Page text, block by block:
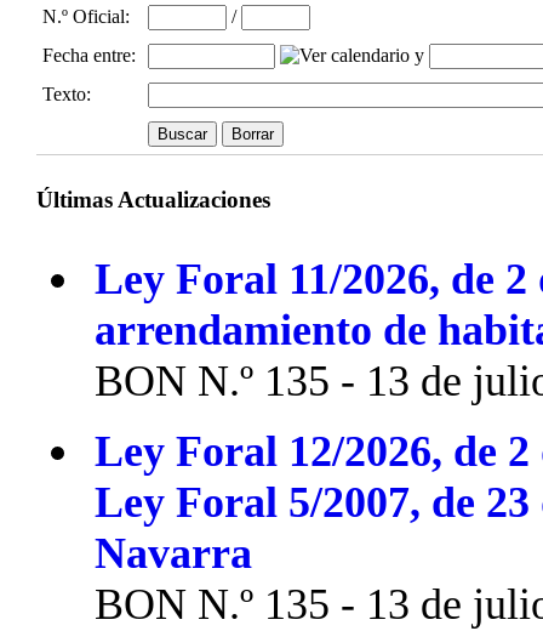
N.º Oficial:
/
Fecha entre:
y
Texto:
Últimas Actualizaciones
Ley Foral 11/2026, de
arrendamiento de
BON N.º 135 - 13 de
Ley Foral 12/2026, de
Ley Foral 5/2007, de
Navarra
BON N.º 135 - 13 de